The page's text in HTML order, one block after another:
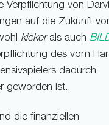
Verpflichtung von
auf die Zukunft
kickerals auch
des vom
dadurch
geworden ist.
die finanziellen